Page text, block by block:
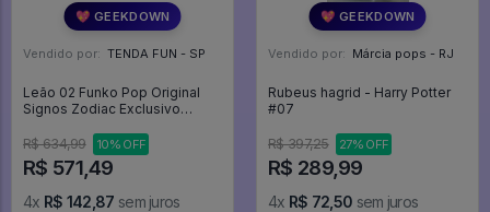
💖 GEEKDOWN
Vendido por: TENDA FUN - SP
Leão 02 Funko Pop Original
Signos Zodiac Exclusivo
- Funko Pop - #2 - FUNKO
POP #2
R$ 634,99 10% OFF
R$ 571,49
4x R$ 142,87 sem juros
💖 GEEKDOWN
Vendido por: Márcia pops - RJ
Rubeus hagrid - Harry Potter
#07
R$ 397,25 27% OFF
R$ 289,99
4x R$ 72,50 sem juros